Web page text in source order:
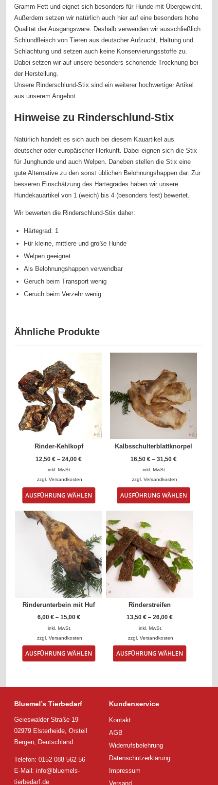
Gramm Fett und eignet sich besonders für Hunde mit Übergewicht.
Außerdem setzen wir natürlich auch hier auf eine besonders hohe
Qualität der Ausgangsware. Deshalb verwenden wir ausschließlich
Schlundfleisch von Tieren aus deutscher Aufzucht, Haltung und
Schlachtung und setzen auch keine Konservierungsstoffe zu.
Dabei setzen wir auf unsere besonders schonende Trocknung bei
der Herstellung.
Unsere Rinderschlund-Stix sind ein weiterer hochwertiger Artikel
aus unserem Angebot.
Hinweise zu Rinderschlund-Stix
Natürlich handelt es sich auch bei diesem Kauartikel aus
deutscher oder europäischer Herkunft. Dabei eignen sich die Stix
für Junghunde und auch Welpen. Daneben stellen die Stix eine
gute Alternative zu den sonst üblichen Belohnungshappen dar. Zur
besseren Einschätzung des Härtegrades haben wir unsere
Hundekauartikel von 1 (weich) bis 4 (besonders fest) bewertet.
Wir bewerten die Rinderschlund-Stix daher:
Härtegrad: 1
Für kleine, mittlere und große Hunde
Welpen geeignet
Als Belohnungshappen verwendbar
Geruch beim Transport wenig
Geruch beim Verzehr wenig
Ähnliche Produkte
Rinder-Kehlkopf
12,50€ –24,00€
inkl. MwSt.
zzgl.Versandkosten
AUSFÜHRUNG WÄHLEN
Dieses
Varianten
auf.
Die
Optionen
können
auf
der
Produktseite
gewählt
Kalbsschulterblattknorpel
16,50€ –31,50€
inkl. MwSt.
zzgl.Versandkosten
AUSFÜHRUNG WÄHLEN
Dieses
können
auf
Rinderunterbein mit Huf
6,00 €– 15,00 €
inkl. MwSt.
zzgl.Versandkosten
AUSFÜHRUNG WÄHLEN
Dieses
Produkt
können
Produktseite
gewählt
werden
Rinderstreifen
13,50€ –26,00€
inkl. MwSt.
zzgl.Versandkosten
AUSFÜHRUNG WÄHLEN
Dieses
Bluemel’s Tierbedarf
Geieswalder Straße 19
02979 Elsterheide, Orsteil
Bergen, Deutschland
Telefon: 0152 088 562 56
E-Mail:info@bluemels-
tierbedarf.de
Kundenservice
Kontakt
AGB
Widerrufsbelehrung
Datenschutzerklärung
Impressum
Versand